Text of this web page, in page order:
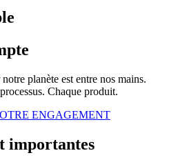
planète est entre nos mains.
Chaque produit.
ENGAGEMENT
importantes